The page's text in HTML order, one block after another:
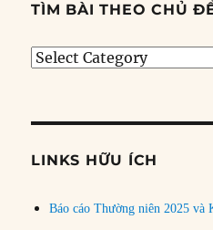
TÌM BÀI THEO CHỦ
Tìm
đề
LINKS HỮU ÍCH
Báo cáo Thường niên 2025 và